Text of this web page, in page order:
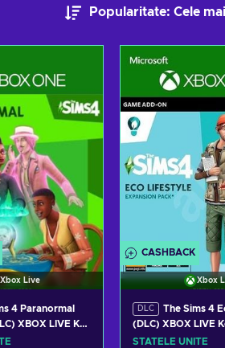
Popularitate: Cele
Xbox Live
4 Paranormal
XBOX LIVE Key
CASHBACK
Xbox
DLC
The Sims 4
(DLC) XBOX LIVE
STATES
STATELE UNITE